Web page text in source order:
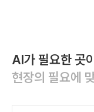
AI가 필요한 곳
현장의 필요에